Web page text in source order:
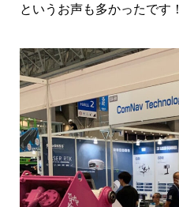
というお声も多かったです！